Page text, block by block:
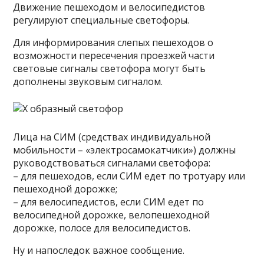
Движение пешеходом и велосипедистов
регулируют специальные светофоры.
Для информирования слепых пешеходов о
возможности пересечения проезжей части
световые сигналы светофора могут быть
дополнены звуковым сигналом.
Лица на СИМ (средствах индивидуальной
мобильности – «электросамокатчики») должны
руководствоваться сигналами светофора:
– для пешеходов, если СИМ едет по тротуару или
пешеходной дорожке;
– для велосипедистов, если СИМ едет по
велосипедной дорожке, велопешеходной
дорожке, полосе для велосипедистов.
Ну и напоследок важное сообщение.